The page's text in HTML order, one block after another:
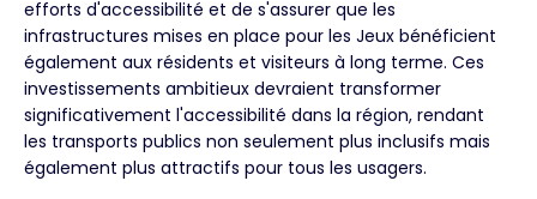
efforts d'accessibilité et de s'assurer que les
infrastructures mises en place pour les Jeux bénéficient
également aux résidents et visiteurs à long terme. Ces
investissements ambitieux devraient transformer
significativement l'accessibilité dans la région, rendant
les transports publics non seulement plus inclusifs mais
également plus attractifs pour tous les usagers.